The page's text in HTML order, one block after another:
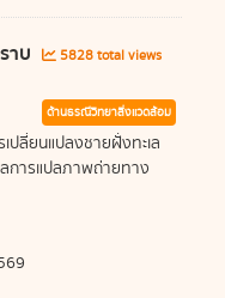
าบ
5828 total views
ด้านธรณีวิทยาสิ่งแวดล้อม
ปลี่ยนแปลงชายฝั่งทะเล
การแปลภาพถ่ายทาง